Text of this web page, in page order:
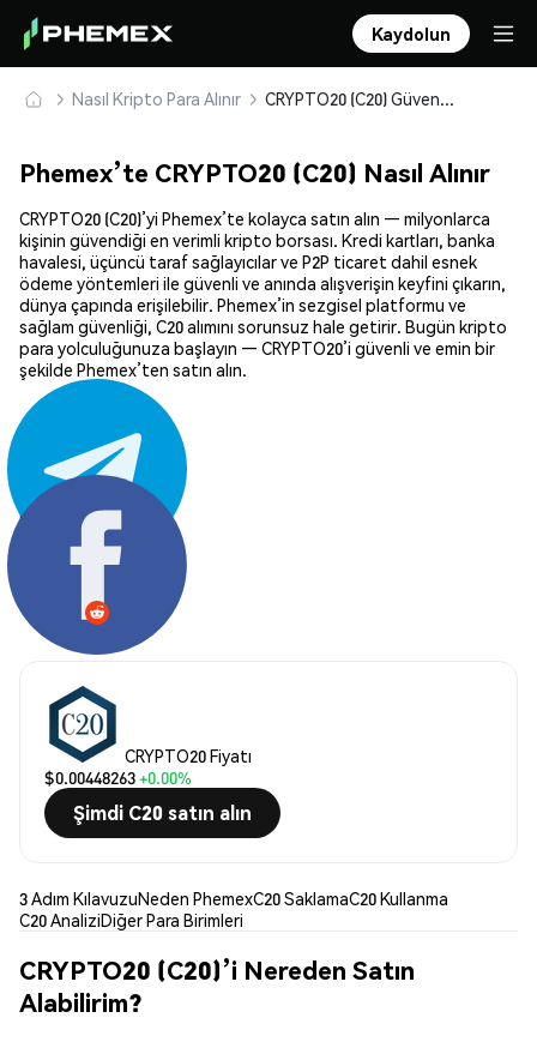
Kaydolun
Nasıl Kripto Para Alınır CRYPTO20 (C20) Güvenle Satın Alın ve Saklayın
Phemex’te CRYPTO20 (C20) Nasıl Alınır
CRYPTO20 (C20)’yi Phemex’te kolayca satın alın — milyonlarca
kişinin güvendiği en verimli kripto borsası. Kredi kartları, banka
havalesi, üçüncü taraf sağlayıcılar ve P2P ticaret dahil esnek
ödeme yöntemleri ile güvenli ve anında alışverişin keyfini çıkarın,
dünya çapında erişilebilir. Phemex’in sezgisel platformu ve
sağlam güvenliği, C20 alımını sorunsuz hale getirir. Bugün kripto
para yolculuğunuza başlayın — CRYPTO20’i güvenli ve emin bir
şekilde Phemex’ten satın alın.
Paylaş:
CRYPTO20 Fiyatı
$0.00448263+0.00%
Şimdi C20 satın alın
3 Adım KılavuzuNeden PhemexC20 SaklamaC20 Kullanma
C20 AnaliziDiğer Para Birimleri
CRYPTO20 (C20)’i Nereden Satın
Alabilirim?